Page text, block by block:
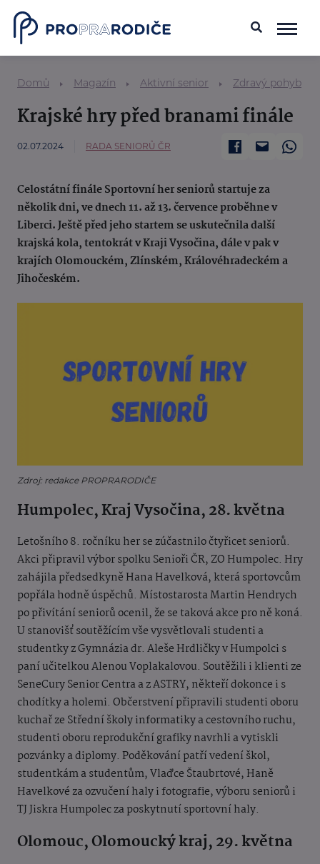
Domů Magazín Aktivní senior Zdravý pohyb
Krajské hry před branami finále
02.07.2024 RADA SENIORŮ ČR
Celostátní finále Sportovní her seniorů startuje za
několik dni, ve dnech 11. až 13. července proběhne v
Liberci. Ještě před jeho startem se uskutečnila další
krajská kola, tentokrát v Kraji Vysočina, dále v pak v
krajích Olomouckém, Zlínském, Královéhradeckém a
Jihočeském.
Zdroj: redakce PROPRARODIČE
Humpolec, Kraj Vysočina, 28. května
Letošního 8. ročníku her se zúčastnilo čtyřicet seniorů.
Akci připravil výbor spolku Senioři ČR, ZO Humpolec. Hry
zahájila předsedkyně Hana Havelková, která sportovcům
popřála hodně úspěchů. Místostarosta Martin Hendrych
po přivítání seniorů ocenil, že se taková akce pro ně koná.
U stanovišť soutěžícím vše vysvětlovali studenti a
studentky z Gymnázia dr. Aleše Hrdličky v Humpolci s
paní učitelkou Alenou Voplakalovou. Soutěžili i klienti ze
SeneCury Senior Centra a z ASTRY, někteří dokonce i s
chodítky a holemi. Občerstvení připravili studenti oboru
kuchař ze Střední školy informatiky a cestovního ruchu,
studenti oboru reprodukční grafiky navrhli a vytiskli
pozvánky a diplomy. Poděkování patří vedení škol,
studentkám a studentům, Vlaďce Štaubrtové, Haně
Havelkové za ozvučení haly i fotografie, výboru seniorů i
TJ Jiskra Humpolec za poskytnutí sportovní haly.
Olomouc, Olomoucký kraj, 29. května